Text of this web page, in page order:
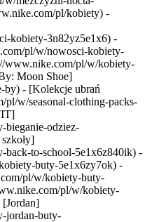
pl/kobiety) -
kobiety-3n82yz5e1x6) -
pl/w/nowosci-kobiety-
www.nike.com/pl/w/kobiety-
Moon Shoe]
by) - [Kolekcje ubrań
w/seasonal-clothing-packs-
bieganie-odziez-
to-school-5e1x6z840ik) -
buty-5e1x6zy7ok) -
pl/w/kobiety-buty-
pl/w/kobiety-
jordan-buty-